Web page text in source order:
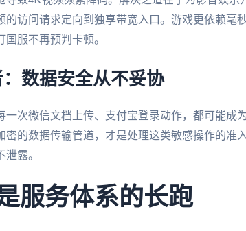
的访问请求定向到独享带宽入口。游戏更依赖毫
服不再预判卡顿。
数据安全从不妥协
一次微信文档上传、支付宝登录动作，都可能成
密的数据传输管道，才是处理这类敏感操作的准
露。
服务体系的长跑